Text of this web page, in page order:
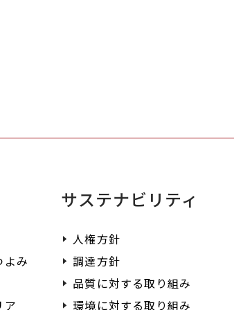
よみ
ア
サステナビリティ
人権方針
調達方針
品質に対する取り組み
環境に対する取り組み